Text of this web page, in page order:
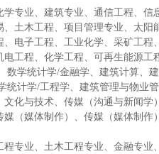
学专业、建筑专业、通信工程、
、土木工程、项目管理专业、太
电子工程、工业化学、采矿工
工程、化学工程、可再生能源
数学统计学/金融学、建筑计算、
统计学/工程学、建筑管理与物业
化与技术、传媒（沟通与新闻
（媒体制作）、传媒（媒体制作
专业、土木工程专业、金融专